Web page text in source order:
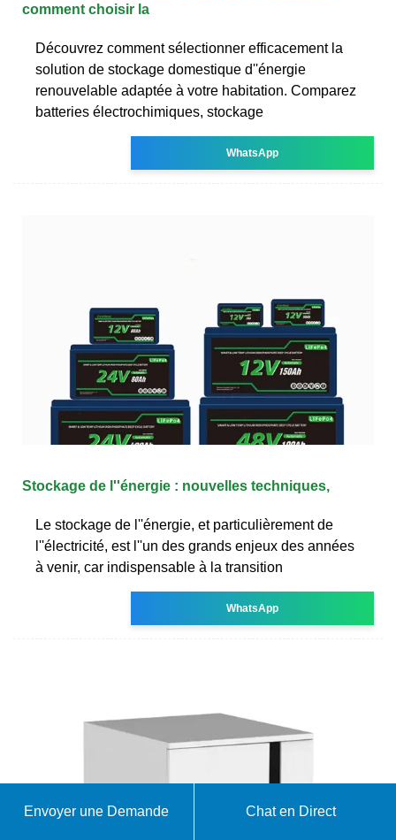
comment choisir la
Découvrez comment sélectionner efficacement la
solution de stockage domestique d''énergie
renouvelable adaptée à votre habitation. Comparez
batteries électrochimiques, stockage
WhatsApp
Stockage de l''énergie : nouvelles techniques,
Le stockage de l''énergie, et particulièrement de
l''électricité, est l''un des grands enjeux des années
à venir, car indispensable à la transition
WhatsApp
Envoyer une Demande Chat en Direct